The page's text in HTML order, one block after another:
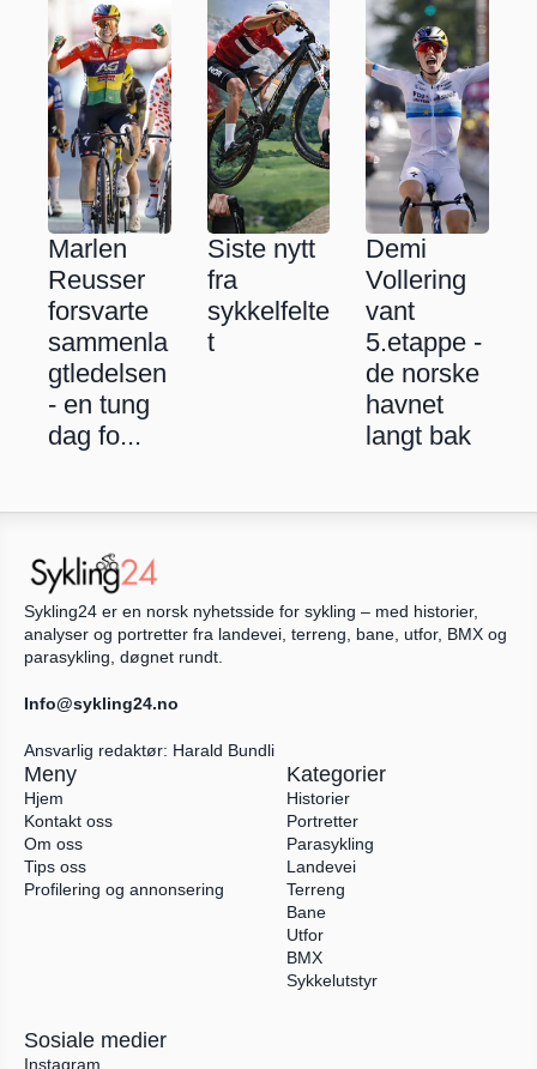
Marlen
Reusser
forsvarte
sammenla
gtledelsen
- en tung
dag fo...
Siste nytt
fra
sykkelfelte
t
Demi
Vollering
vant
5.etappe -
de norske
havnet
langt bak
Sykling24 er en norsk nyhetsside for sykling – med historier,
analyser og portretter fra landevei, terreng, bane, utfor, BMX og
parasykling, døgnet rundt.
Info@sykling24.no
Ansvarlig redaktør: Harald Bundli
Meny
Hjem
Kontakt oss
Om oss
Tips oss
Profilering og annonsering
Kategorier
Historier
Portretter
Parasykling
Landevei
Terreng
Bane
Utfor
BMX
Sykkelutstyr
Sosiale medier
Instagram